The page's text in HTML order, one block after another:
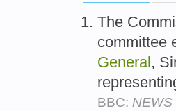
The
committee
General ,
BBC: NEWS